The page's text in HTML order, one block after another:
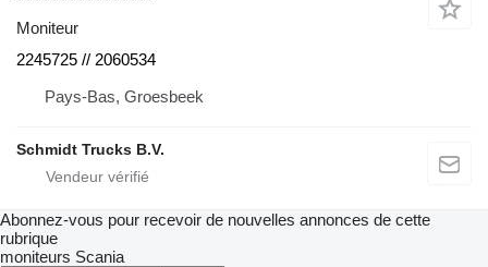
Moniteur
2245725 // 2060534
Pays-Bas, Groesbeek
Schmidt Trucks B.V.
Abonnez-vous pour recevoir de nouvelles annonces de cette
rubrique
moniteurs Scania